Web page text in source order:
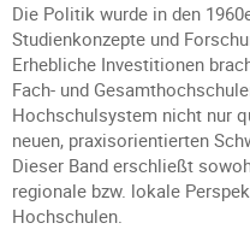
Die Politik wurde in den
Studienkonzepte und
Erhebliche Investitionen
Fach- und
Hochschulsystem nicht nur
neuen, praxisorientierten
Dieser Band erschließt
regionale bzw. lokale
Hochschulen.